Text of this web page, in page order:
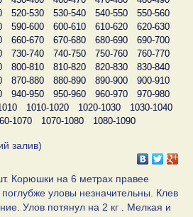
520-530 530-540 540-550
550-560
590-600 600-610 610-620
620-630
660-670 670-680 680-690
690-700
730-740 740-750 750-760
760-770
800-810 810-820 820-830
830-840
870-880 880-890 890-900
900-910
940-950 950-960 960-970
970-980
1010-1020 1020-1030
1030-1040
1070 1070-1080 1080-1090
залив)
Корюшки на 6 метрах правее
уловы незначительны. Клев
Улов потянул на 2 кг . Мелкая и